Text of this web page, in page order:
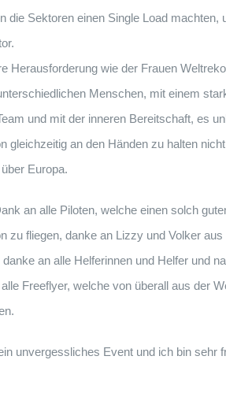
die Sektoren einen Single Load
Herausforderung wie der Frauen
Menschen, mit einem
und mit der inneren Bereitschaft, es
gleichzeitig an den Händen zu halten
Europa.
an alle Piloten, welche einen solch
zu fliegen, danke an Lizzy und Volker
an alle Helferinnen und Helfer und
Freeflyer, welche von überall aus der
unvergessliches Event und ich bin sehr